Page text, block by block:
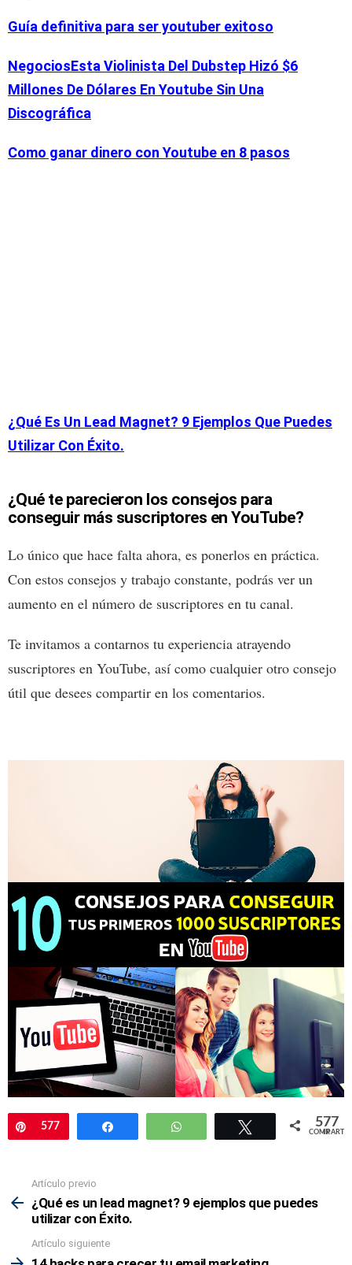
Guía definitiva para ser youtuber exitoso
NegociosEsta Violinista Del Dubstep Hizó $6
Millones De Dólares En Youtube Sin Una
Discográfica
Como ganar dinero con Youtube en 8 pasos
¿Qué Es Un Lead Magnet? 9 Ejemplos Que Puedes
Utilizar Con Éxito.
¿Qué te parecieron los consejos para
conseguir más suscriptores en YouTube?
Lo único que hace falta ahora, es ponerlos en práctica.
Con estos consejos y trabajo constante, podrás ver un
aumento en el número de suscriptores en tu canal.
Te invitamos a contarnos tu experiencia atrayendo
suscriptores en YouTube, así como cualquier otro consejo
útil que desees compartir en los comentarios.
Pin
577 Compartir WhatsApp Twittear 577
COMPARTIR
más
Artículo previo
¿Qué es un lead magnet? 9 ejemplos que puedes
utilizar con Éxito.
Artículo siguiente